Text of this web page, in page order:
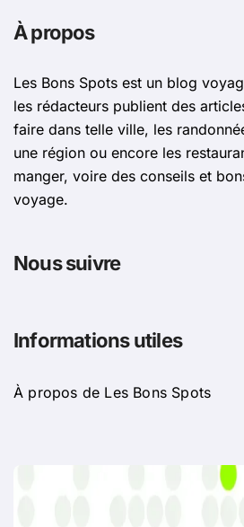
À propos
Les Bons Spots est un blog
les rédacteurs publient des
faire dans telle ville, les
une région ou encore les
manger, voire des conseils et
voyage.
Nous suivre
Informations utiles
À propos de Les Bons Spots